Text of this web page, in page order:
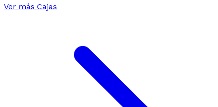
Ver más Cajas